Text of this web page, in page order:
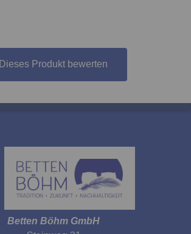
Dieses Produkt bewerten
Betten Böhm GmbH